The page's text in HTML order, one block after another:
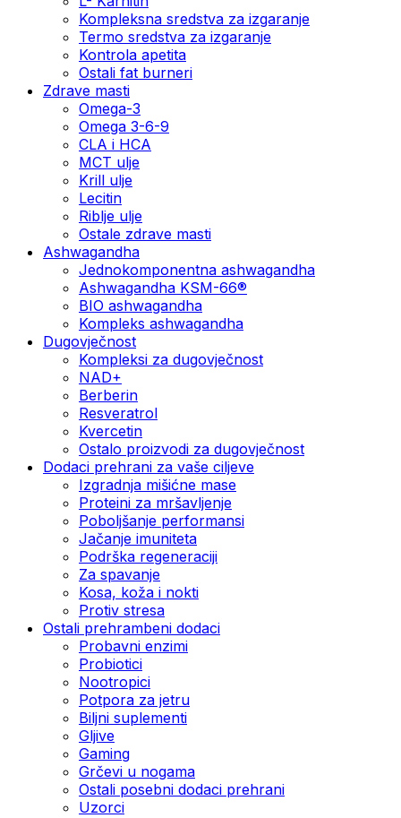
Kompleksna sredstva za izgaranje
Termo sredstva za izgaranje
Kontrola apetita
Ostali fat burneri
Zdrave masti
Omega-3
Omega 3-6-9
CLA i HCA
MCT ulje
Krill ulje
Lecitin
Riblje ulje
Ostale zdrave masti
Ashwagandha
Jednokomponentna ashwagandha
Ashwagandha KSM-66®
BIO ashwagandha
Kompleks ashwagandha
Dugovječnost
Kompleksi za dugovječnost
NAD+
Berberin
Resveratrol
Kvercetin
Ostalo proizvodi za dugovječnost
Dodaci prehrani za vaše ciljeve
Izgradnja mišićne mase
Proteini za mršavljenje
Poboljšanje performansi
Jačanje imuniteta
Podrška regeneraciji
Za spavanje
Kosa, koža i nokti
Protiv stresa
Ostali prehrambeni dodaci
Probavni enzimi
Probiotici
Nootropici
Potpora za jetru
Biljni suplementi
Gljive
Gaming
Grčevi u nogama
Ostali posebni dodaci prehrani
Uzorci